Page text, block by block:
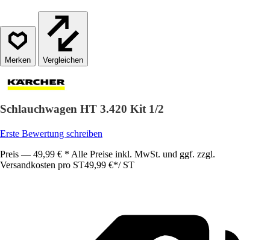
Vergleichen
Schlauchwagen HT 3.420 Kit 1/2
Erste Bewertung schreiben
Preis — 49,99 € * Alle Preise inkl. MwSt. und ggf. zzgl.
Versandkosten pro ST49,99 €*/ ST